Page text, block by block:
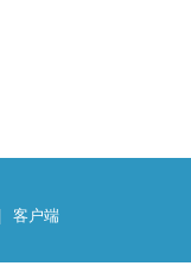
客户端